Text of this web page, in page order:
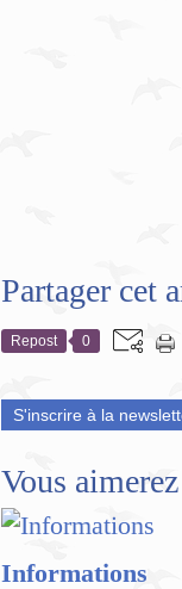
Partager cet
Repost 0
S'inscrire à la
Vous
Informations